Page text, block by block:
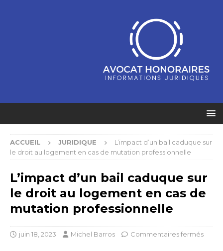
ACCUEIL JURIDIQUE
L’impact d’un bail caduque sur
le droit au logement en cas de mutation professionnelle
L’impact d’un bail caduque sur
le droit au logement en cas de
mutation professionnelle
juin 18, 2023 Michel Barros Commentaires fermés